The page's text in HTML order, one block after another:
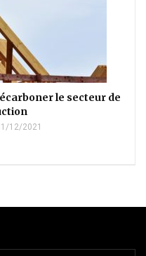
le secteur de
12/2021